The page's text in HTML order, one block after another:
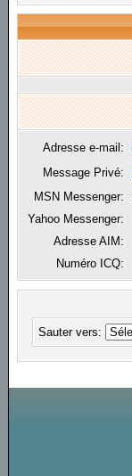
Adresse e-mail:
Message Privé:
MSN Messenger:
Yahoo Messenger:
Adresse AIM:
Numéro ICQ:
Sauter vers: